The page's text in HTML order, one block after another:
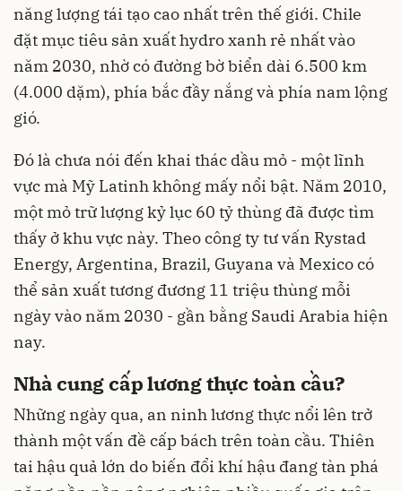
năng lượng tái tạo cao nhất trên thế giới. Chile
đặt mục tiêu sản xuất hydro xanh rẻ nhất vào
năm 2030, nhờ có đường bờ biển dài 6.500 km
(4.000 dặm), phía bắc đầy nắng và phía nam lộng
gió.
Đó là chưa nói đến khai thác dầu mỏ - một lĩnh
vực mà Mỹ Latinh không mấy nổi bật. Năm 2010,
một mỏ trữ lượng kỷ lục 60 tỷ thùng đã được tìm
thấy ở khu vực này. Theo công ty tư vấn Rystad
Energy, Argentina, Brazil, Guyana và Mexico có
thể sản xuất tương đương 11 triệu thùng mỗi
ngày vào năm 2030 - gần bằng Saudi Arabia hiện
nay.
Nhà cung cấp lương thực toàn cầu?
Những ngày qua, an ninh lương thực nổi lên trở
thành một vấn đề cấp bách trên toàn cầu. Thiên
tai hậu quả lớn do biến đổi khí hậu đang tàn phá